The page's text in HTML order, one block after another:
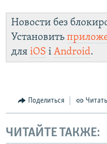
Новости без
Установить
для iOS і Android.
Поделиться
ЧИТАЙТЕ ТАКЖЕ: